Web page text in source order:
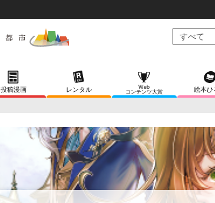
投稿漫画 レンタル
Web
コンテンツ大賞
絵本ひ